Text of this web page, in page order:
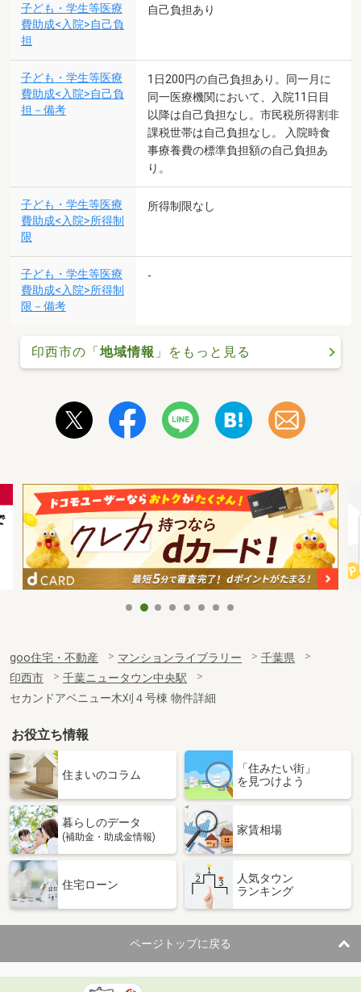
子ども・学生等医療
費助成<入院>自己負
担
自己負担あり
子ども・学生等医療
費助成<入院>自己負
担－備考
1日200円の自己負担あり。同一月に
同一医療機関において、入院11日目
以降は自己負担なし。市民税所得割非
課税世帯は自己負担なし。 入院時食
事療養費の標準負担額の自己負担あ
り。
子ども・学生等医療
費助成<入院>所得制
限
所得制限なし
子ども・学生等医療
費助成<入院>所得制
限－備考
-
印西市の「 地域情報 」をもっと見る
goo住宅・不動産 マンションライブラリー
千葉県
印西市
千葉ニュータウン中央駅
セカンドアベニュー木刈４号棟 物件詳細
お役立ち情報
住まいのコラム
「住みたい街」
を見つけよう
暮らしのデータ
(補助金・助成金情報)
家賃相場
住宅ローン
人気タウン
ランキング
ページトップに戻る